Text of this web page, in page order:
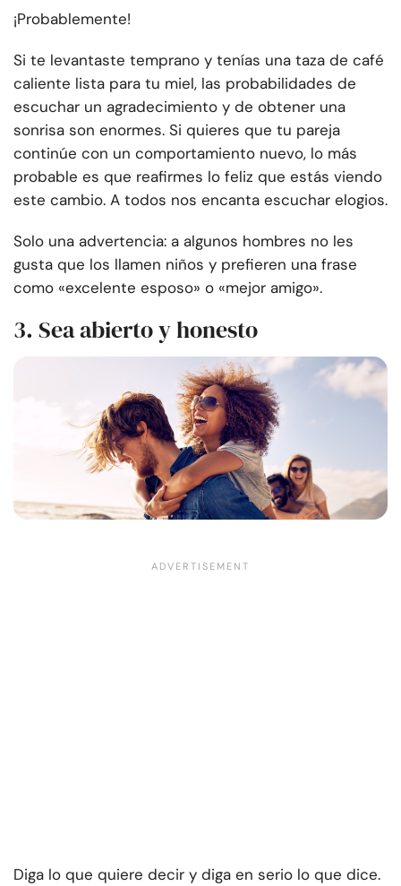
¡Probablemente!
Si te levantaste temprano y tenías una taza de café
caliente lista para tu miel, las probabilidades de
escuchar un agradecimiento y de obtener una
sonrisa son enormes. Si quieres que tu pareja
continúe con un comportamiento nuevo, lo más
probable es que reafirmes lo feliz que estás viendo
este cambio. A todos nos encanta escuchar elogios.
Solo una advertencia: a algunos hombres no les
gusta que los llamen niños y prefieren una frase
como «excelente esposo» o «mejor amigo».
3. Sea abierto y honesto
Diga lo que quiere decir y diga en serio lo que dice.